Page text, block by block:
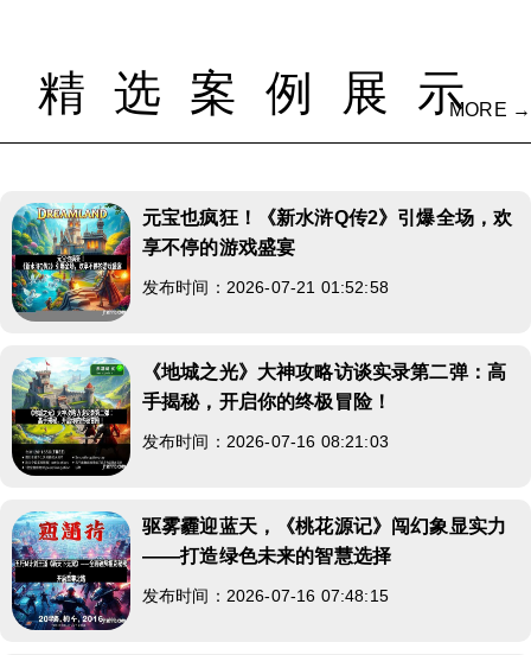
精选案例展示MORE →
元宝也疯狂！《新水浒Q传2》引爆全场，欢
享不停的游戏盛宴
发布时间：2026-07-21 01:52:58
《地城之光》大神攻略访谈实录第二弹：高
手揭秘，开启你的终极冒险！
发布时间：2026-07-16 08:21:03
驱雾霾迎蓝天，《桃花源记》闯幻象显实力
——打造绿色未来的智慧选择
发布时间：2026-07-16 07:48:15